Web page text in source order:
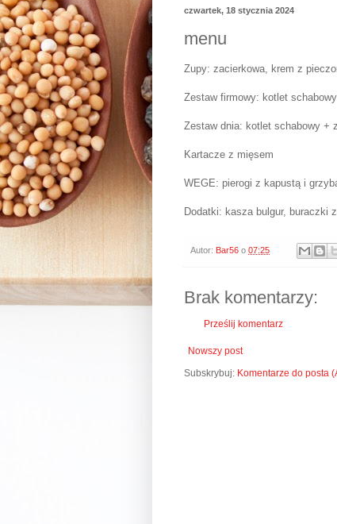
czwartek, 18 stycznia 2024
menu
Zupy: zacierkowa, krem z
Zestaw firmowy: kotlet
Zestaw dnia: kotlet schabowy +
Kartacze z mięsem
WEGE: pierogi z kapustą i
Dodatki: kasza bulgur, buraczki
Autor: Bar56 o 07:25
Brak komentarzy:
Prześlij komentarz
Nowszy post
Subskrybuj: Komentarze do posta